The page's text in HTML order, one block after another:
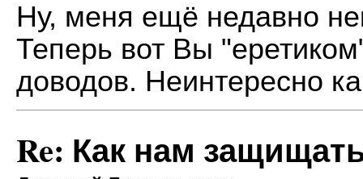
Ну, меня ещё недавно
Теперь вот Вы
доводов. Неинтересно
Re: Как нам